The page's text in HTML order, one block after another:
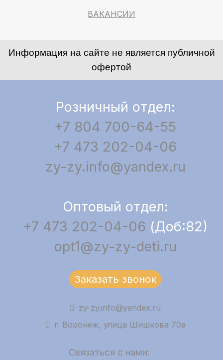
ВАКАНСИИ
Информация на сайте не является публичной
офертой
Розничный отдел:
+7 804 700-64-55
+7 473 202-04-06
zy-zy.info@yandex.ru
Оптовый отдел:
+7 473 202-04-06 (Доб:82)
opt1@zy-zy-deti.ru
Заказать звонок
zy-zy.info@yandex.ru
г. Воронеж, улица Шишкова 70а
Связаться с нами: